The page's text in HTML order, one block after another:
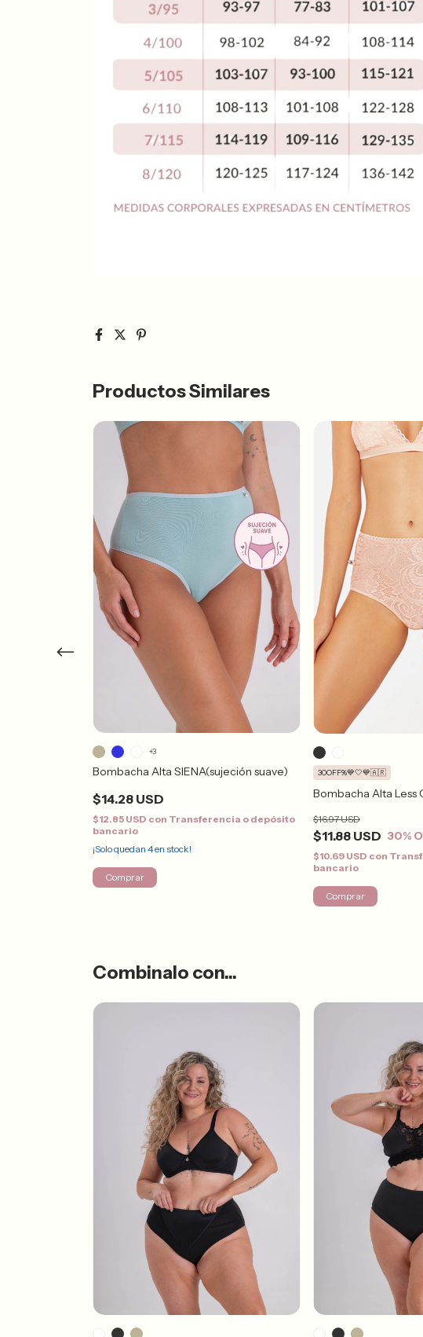
Productos Similares
Bombacha Alta SIENA(sujeción suave)
$14.28 USD
$12.85 USD con Transferencia o depósito
bancario
¡Solo quedan 4en stock!
+3
Comprar
Bombacha Alta Less
$11.88 USD
$16.97 USD
30%
30OFF%💙🤍💙🇦🇷
$10.69 USD con
bancario
Comprar
Combinalo con...